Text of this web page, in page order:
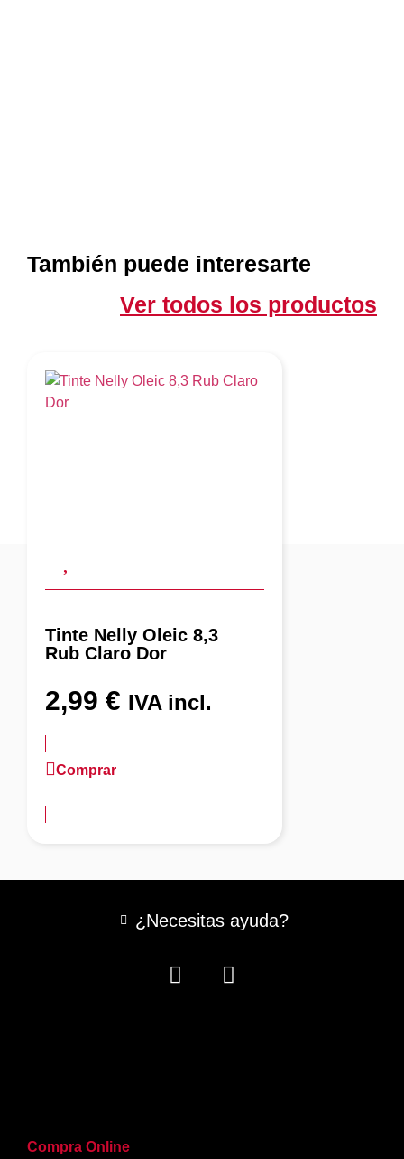
También puede interesarte
Ver todos los productos
Tinte Nelly Oleic 8,3
Rub Claro Dor
2,99 € IVA incl.
Comprar
Compra Online
¿Necesitas ayuda?